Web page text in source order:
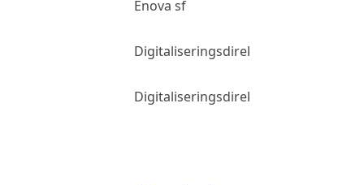
Enova sf
Digitaliseringsdirektoratet
Digitaliseringsdirektoratet